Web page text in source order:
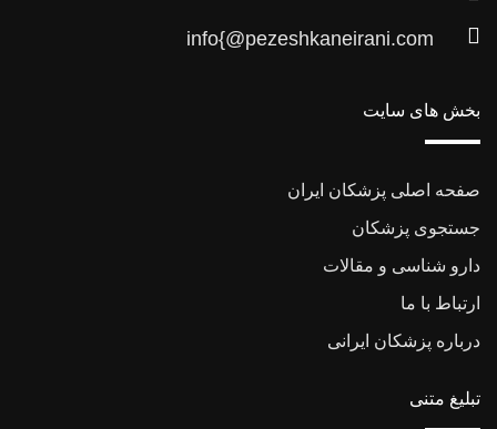
info{@pezeshkaneirani.com
بخش های سایت
صفحه اصلی پزشکان ایران
جستجوی پزشکان
دارو شناسی و مقالات
ارتباط با ما
درباره پزشکان ایرانی
تبلیغ متنی